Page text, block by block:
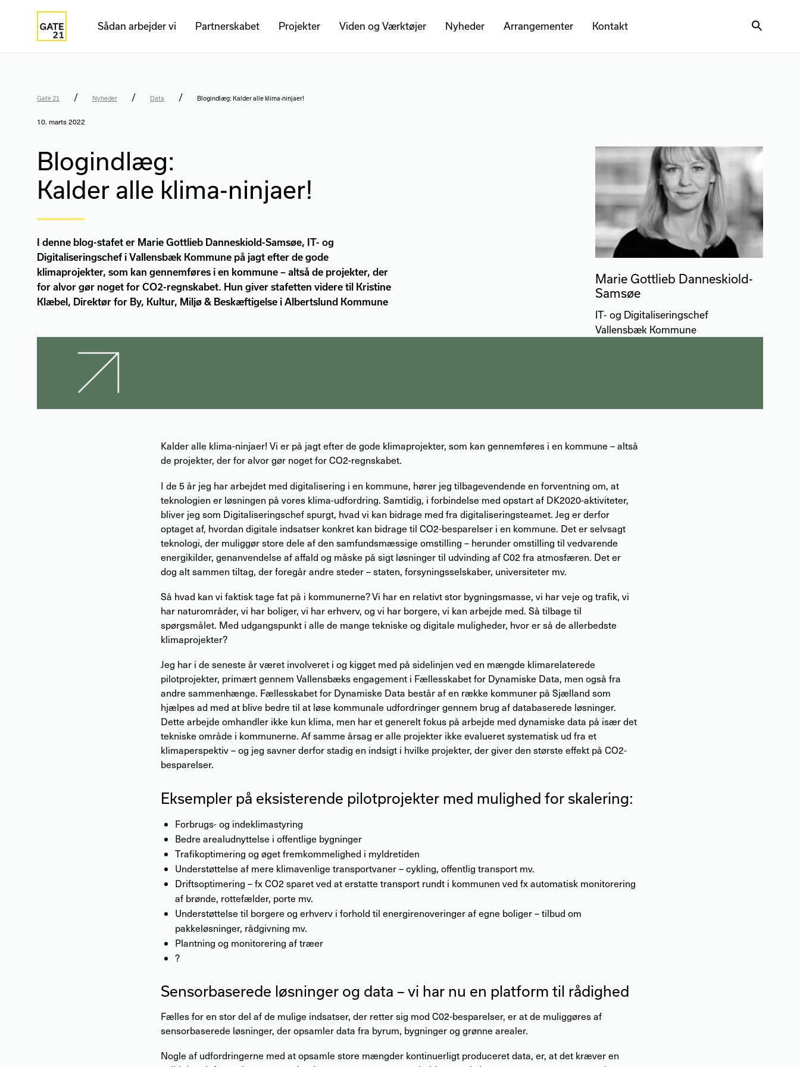
Sådan arbejder vi Partnerskabet Projekter Viden og Værktøjer Nyheder Arrangementer Kontakt
Gate 21 / Nyheder / Data / Blogindlæg: Kalder alle klima-ninjaer!
10. marts 2022
Blogindlæg:
Kalder alle klima-ninjaer!
I denne blog-stafet er Marie Gottlieb Danneskiold-Samsøe, IT- og
Digitaliseringschef i Vallensbæk Kommune på jagt efter de gode
klimaprojekter, som kan gennemføres i en kommune – altså de projekter, der
for alvor gør noget for CO2-regnskabet. Hun giver stafetten videre til Kristine
Klæbel, Direktør for By, Kultur, Miljø & Beskæftigelse i Albertslund Kommune
Marie Gottlieb Danneskiold-
Samsøe
IT- og Digitaliseringschef
Vallensbæk Kommune
Kalder alle klima-ninjaer! Vi er på jagt efter de gode klimaprojekter, som kan gennemføres i en kommune – altså
de projekter, der for alvor gør noget for CO2-regnskabet.
I de 5 år jeg har arbejdet med digitalisering i en kommune, hører jeg tilbagevendende en forventning om, at
teknologien er løsningen på vores klima-udfordring. Samtidig, i forbindelse med opstart af DK2020-aktiviteter,
bliver jeg som Digitaliseringschef spurgt, hvad vi kan bidrage med fra digitaliseringsteamet. Jeg er derfor
optaget af, hvordan digitale indsatser konkret kan bidrage til CO2-besparelser i en kommune. Det er selvsagt
teknologi, der muliggør store dele af den samfundsmæssige omstilling – herunder omstilling til vedvarende
energikilder, genanvendelse af affald og måske på sigt løsninger til udvinding af C02 fra atmosfæren. Det er
dog alt sammen tiltag, der foregår andre steder – staten, forsyningsselskaber, universiteter mv.
Så hvad kan vi faktisk tage fat på i kommunerne? Vi har en relativt stor bygningsmasse, vi har veje og trafik, vi
har naturområder, vi har boliger, vi har erhverv, og vi har borgere, vi kan arbejde med. Så tilbage til
spørgsmålet. Med udgangspunkt i alle de mange tekniske og digitale muligheder, hvor er så de allerbedste
klimaprojekter?
Jeg har i de seneste år været involveret i og kigget med på sidelinjen ved en mængde klimarelaterede
pilotprojekter, primært gennem Vallensbæks engagement i Fællesskabet for Dynamiske Data, men også fra
andre sammenhænge. Fællesskabet for Dynamiske Data består af en række kommuner på Sjælland som
hjælpes ad med at blive bedre til at løse kommunale udfordringer gennem brug af databaserede løsninger.
Dette arbejde omhandler ikke kun klima, men har et generelt fokus på arbejde med dynamiske data på især det
tekniske område i kommunerne. Af samme årsag er alle projekter ikke evalueret systematisk ud fra et
klimaperspektiv – og jeg savner derfor stadig en indsigt i hvilke projekter, der giver den største effekt på CO2-
besparelser.
Eksempler på eksisterende pilotprojekter med mulighed for skalering:
Forbrugs- og indeklimastyring
Bedre arealudnyttelse i offentlige bygninger
Trafikoptimering og øget fremkommelighed i myldretiden
Understøttelse af mere klimavenlige transportvaner – cykling, offentlig transport mv.
Driftsoptimering – fx CO2 sparet ved at erstatte transport rundt i kommunen ved fx automatisk monitorering
af brønde, rottefælder, porte mv.
Understøttelse til borgere og erhverv i forhold til energirenoveringer af egne boliger – tilbud om
pakkeløsninger, rådgivning mv.
Plantning og monitorering af træer
?
Sensorbaserede løsninger og data – vi har nu en platform til rådighed
Fælles for en stor del af de mulige indsatser, der retter sig mod C02-besparelser, er at de muliggøres af
sensorbaserede løsninger, der opsamler data fra byrum, bygninger og grønne arealer.
Nogle af udfordringerne med at opsamle store mængder kontinuerligt produceret data, er, at det kræver en